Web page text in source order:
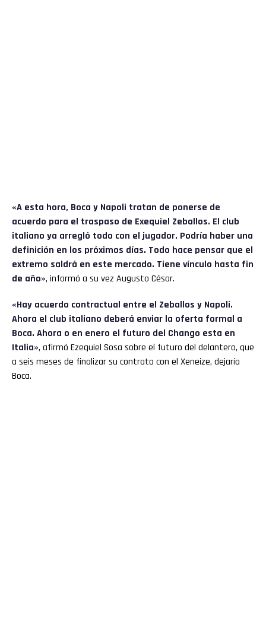
«A esta hora, Boca y Napoli tratan de ponerse de
acuerdo para el traspaso de Exequiel Zeballos. El club
italiano ya arregló todo con el jugador. Podría haber una
definición en los próximos días. Todo hace pensar que el
extremo saldrá en este mercado. Tiene vínculo hasta fin
de año», informó a su vez Augusto César.
«Hay acuerdo contractual entre el Zeballos y Napoli.
Ahora el club italiano deberá enviar la oferta formal a
Boca. Ahora o en enero el futuro del Chango esta en
Italia», afirmó Ezequiel Sosa sobre el futuro del delantero, que
a seis meses de finalizar su contrato con el Xeneize, dejaría
Boca.